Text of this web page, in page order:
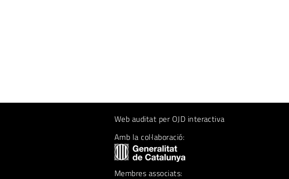
Web auditat per OJD interactiva
Amb la col·laboració:
Membres associats: